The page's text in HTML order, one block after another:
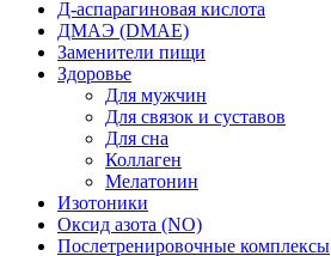
Д-аспарагиновая кислота
ДМАЭ (DMAE)
Заменители пищи
Здоровье
Для мужчин
Для связок и суставов
Для сна
Коллаген
Мелатонин
Изотоники
Оксид азота (NO)
Послетренировочные комплексы